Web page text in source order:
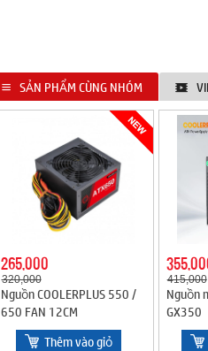
SẢN PHẨM CÙNG NHÓM
265,000
320,000
Nguồn COOLERPLUS 550 /
650 FAN 12CM
Thêm vào giỏ
415,000
Nguồn
GX350